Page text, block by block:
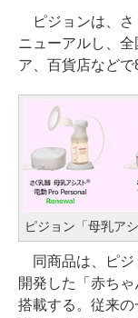
ピジョンは、さ
ニューアルし、
ア、百貨店などで
ピジョン「母乳ア
同商品は、ピジ
開発した「赤ち
搭載する。従来の